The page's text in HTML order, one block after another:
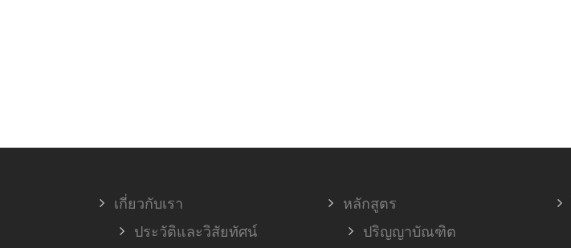
เกี่ยวกับเรา
ประวัติและวิสัยทัศน์
หลักสูตร
ปริญญาบัณฑิต